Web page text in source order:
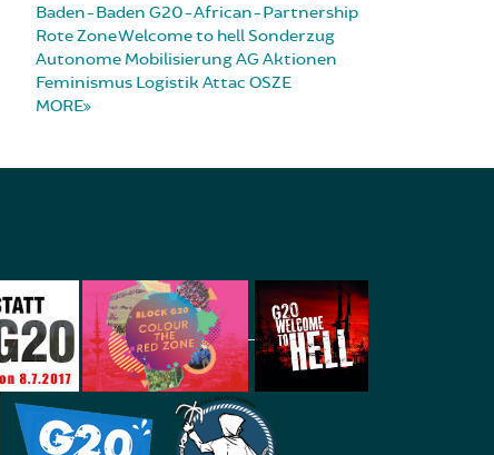
Baden-Baden G20-African-Partnership
Rote ZoneWelcome to hellSonderzug
Autonome MobilisierungAG Aktionen
Feminismus Logistik Attac OSZE
MORE